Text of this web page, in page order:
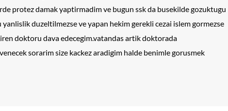
protez damak yaptirmadim ve bugun ssk da busekilde gozuktugu
duzeltilmezse ve yapan hekim gerekli cezai islem gormezse
doktoru dava edecegim.vatandas artik doktorada
sorarim size kackez aradigim halde benimle gorusmek